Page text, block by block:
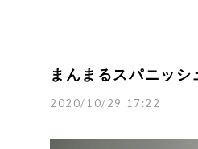
まんまるスパニッシ
2020/10/29 17:22